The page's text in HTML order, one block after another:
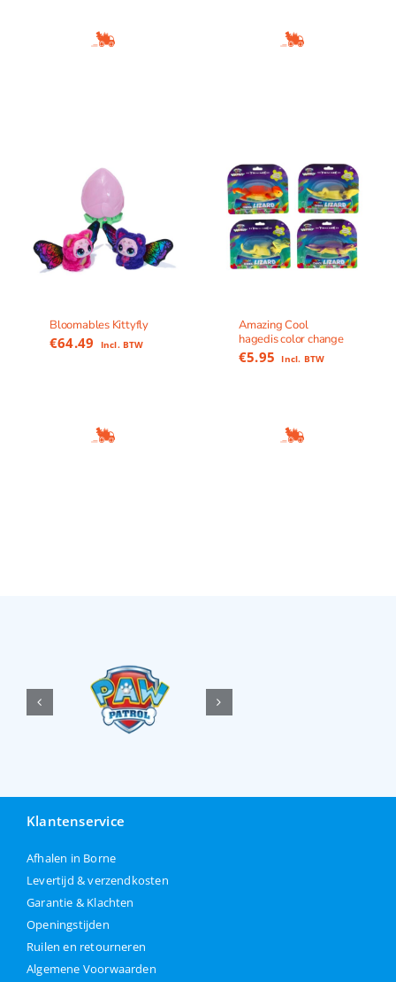
Bloomables Kittyfly
€64.49 Incl. BTW
Amazing Cool
hagedis color change
€5.95 Incl. BTW
Klantenservice
Afhalen in Borne
Levertijd & verzendkosten
Garantie & Klachten
Openingstijden
Ruilen en retourneren
Algemene Voorwaarden